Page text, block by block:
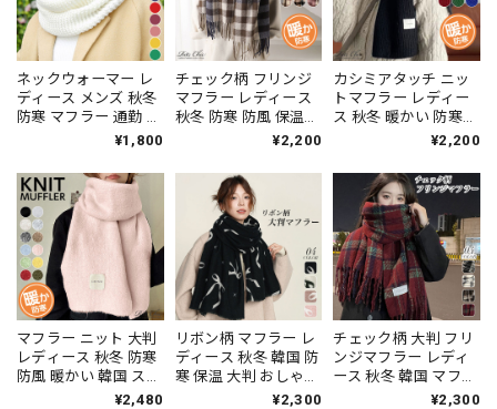
ネックウォーマー レ
ディース メンズ 秋冬
防寒 マフラー 通勤 通
学 きれいめ おしゃれ
ド 暖かい 保温 大人可
愛い 大人女子 [LW-
CDZ017]
¥1,800
チェック柄 フリンジ
マフラー レディース
秋冬 防寒 防風 保温
暖かい リバーシブル
アル 通勤 通学 プレゼ
ント ギフト 大人可愛
い 大人女子 [LW-
CFZ010]
¥2,200
カシミアタッチ ニッ
トマフラー レディー
ス 秋冬 暖かい 防寒
保温 防風 韓国 マフラ
プル 無地 厚手 通勤
通学 プレゼント ギフ
ト 大人可愛い 大人女
子 [LW-CFZ009]
¥2,200
マフラー ニット 大判
レディース 秋冬 防寒
防風 暖かい 韓国 スト
ール おしゃれ シンプ
¥2,480
リボン柄 マフラー レ
ディース 秋冬 韓国 防
寒 保温 大判 おしゃれ
大人 かわいい きれい
¥2,300
チェック柄 大判 フリ
ンジマフラー レディ
ース 秋冬 韓国 マフラ
ー ストール 大人 かわ
¥2,300